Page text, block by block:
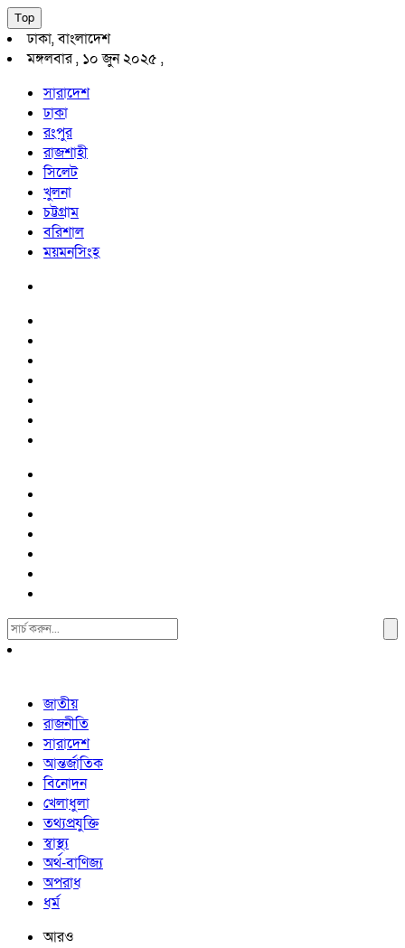
Top
ঢাকা, বাংলাদেশ
মঙ্গলবার , ১০ জুন ২০২৫ ,
সারাদেশ
ঢাকা
রংপুর
রাজশাহী
সিলেট
খুলনা
চট্টগ্রাম
বরিশাল
ময়মনসিংহ
Search
For:
জাতীয়
রাজনীতি
সারাদেশ
আন্তর্জাতিক
বিনোদন
খেলাধুলা
তথ্যপ্রযুক্তি
স্বাস্থ্য
অর্থ-বাণিজ্য
অপরাধ
ধর্ম
আরও